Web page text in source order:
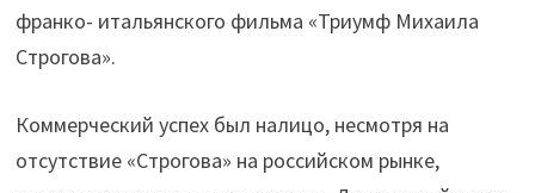
франко- итальянского фильма «Триумф Михаила
Строгова».
Коммерческий успех был налицо, несмотря на
отсутствие «Строгова» на российском рынке,